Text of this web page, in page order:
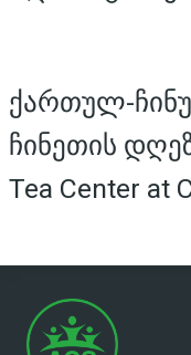
ქართულ-
ჩინეთის
Tea Center at